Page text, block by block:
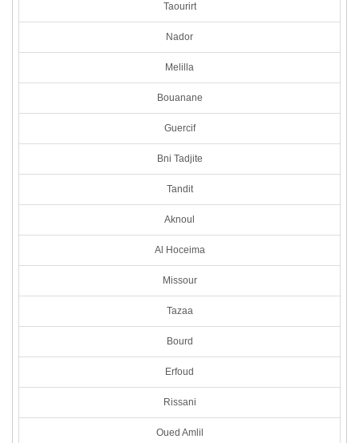
Taourirt
Nador
Melilla
Bouanane
Guercif
Bni Tadjite
Tandit
Aknoul
Al Hoceima
Missour
Tazaa
Bourd
Erfoud
Rissani
Oued Amlil